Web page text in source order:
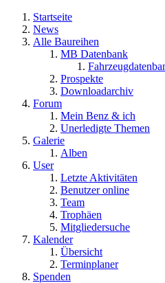
Startseite
News
Alle Baureihen
MB Datenbank
Prospekte
Downloadarchiv
Forum
Mein Benz & ich
Unerledigte Themen
Galerie
Alben
User
Letzte Aktivitäten
Benutzer online
Team
Trophäen
Mitgliedersuche
Kalender
Übersicht
Terminplaner
Spenden